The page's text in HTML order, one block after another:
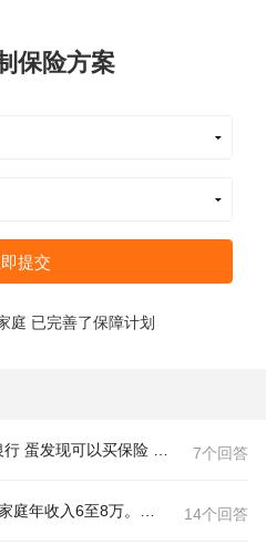
保险方案
提交
庭 已完善了保障计划
7个回答
14个回答